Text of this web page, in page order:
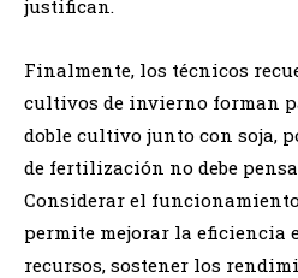
justifican.
Finalmente, los técnicos
cultivos de invierno forman
doble cultivo junto con soja,
de fertilización no debe
Considerar el
permite mejorar la eficiencia
recursos, sostener los